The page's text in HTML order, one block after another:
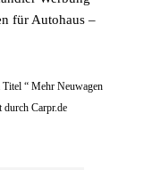
für Autohaus –
“ Mehr Neuwagen
Carpr.de